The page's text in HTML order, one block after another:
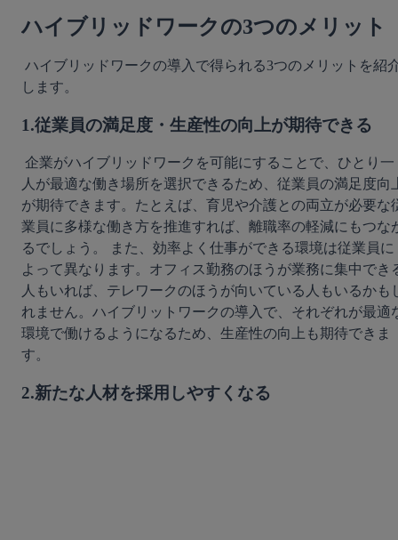
ハイブリッドワークの3つのメリット
します。
1.従業員の満足度・生産性の向上が期待できる
人が最適な働き場所を選択できるため、従業員の満足度向
が期待できます。たとえば、育児や介護との両立が必要な
業員に多様な働き方を推進すれば、離職率の軽減にもつな
るでしょう。 また、効率よく仕事ができる環境は従業員に
よって異なります。オフィス勤務のほうが業務に集中でき
人もいれば、テレワークのほうが向いている人もいるかも
れません。ハイブリットワークの導入で、それぞれが最適
環境で働けるようになるため、生産性の向上も期待できま
す。
2.新たな人材を採用しやすくなる